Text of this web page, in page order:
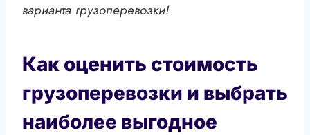
варианта грузоперевозки!
Как оценить стоимость
грузоперевозки и выбрать
наиболее выгодное